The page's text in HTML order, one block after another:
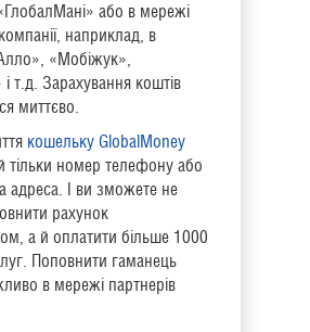
або в мережі
наприклад, в
«Мобіжук»,
і т.д. Зарахування коштів
миттєво.
кошельку GlobalMoney
тільки номер телефону або
адреса. І ви зможете не
рахунок
а й оплатити більше 1000
Поповнити гаманець
в мережі партнерів